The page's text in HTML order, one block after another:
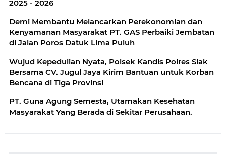
2025 - 2026
Demi Membantu Melancarkan Perekonomian dan
Kenyamanan Masyarakat PT. GAS Perbaiki Jembatan
di Jalan Poros Datuk Lima Puluh
Wujud Kepedulian Nyata, Polsek Kandis Polres Siak
Bersama CV. Jugul Jaya Kirim Bantuan untuk Korban
Bencana di Tiga Provinsi
PT. Guna Agung Semesta, Utamakan Kesehatan
Masyarakat Yang Berada di Sekitar Perusahaan.